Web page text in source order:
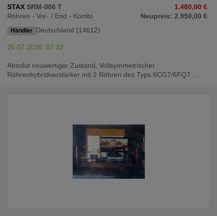
STAX SRM-006 T
Röhren - Vor- / End - Kombi
Händler Deutschland (14612)
1.480,00 €
Neupreis: 2.950,00 €
25.07.2026, 07:32
Absolut neuwertiger Zustand, Vollsymmetrischer
Röhrenhybridverstärker mit 2 Röhren des Typs 6CG7/6FQ7 ...